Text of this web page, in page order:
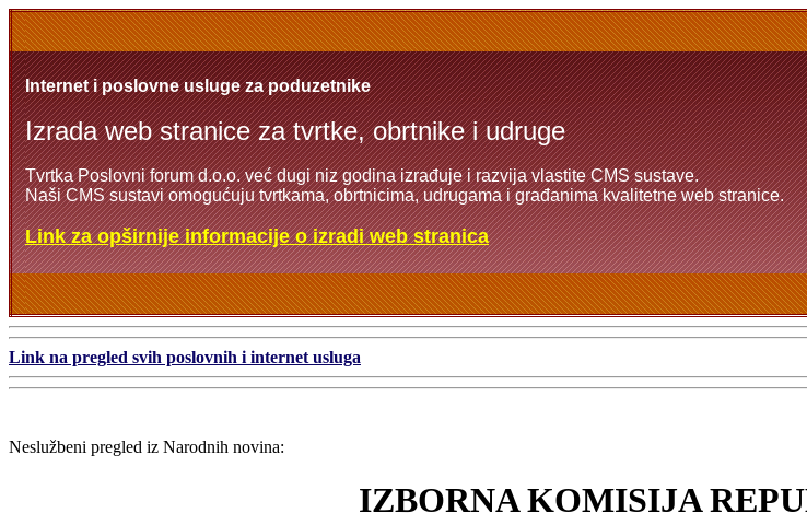
Internet i poslovne usluge za poduzetnike
Izrada web stranice za tvrtke, obrtnike i udruge
Tvrtka Poslovni forum d.o.o. već dugi niz godina izrađuje i razvija vlastite CMS sustave.
Naši CMS sustavi omogućuju tvrtkama, obrtnicima, udrugama i građanima kvalitetne web stranice.
Link za opširnije informacije o izradi web stranica
Link na pregled svih poslovnih i internet usluga
Neslužbeni pregled iz Narodnih novina:
IZBORNA KOMISIJA